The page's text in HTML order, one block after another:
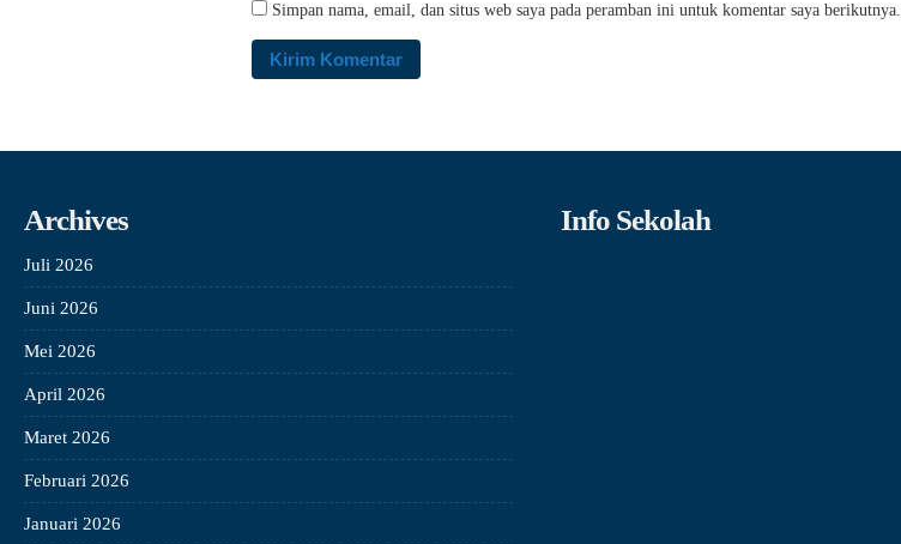
Simpan nama, email, dan situs web saya pada peramban ini untuk komentar saya berikutnya.
Archives
Juli 2026
Juni 2026
Mei 2026
April 2026
Maret 2026
Februari 2026
Januari 2026
Info Sekolah